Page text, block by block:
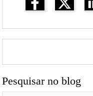
Pesquisar no blog